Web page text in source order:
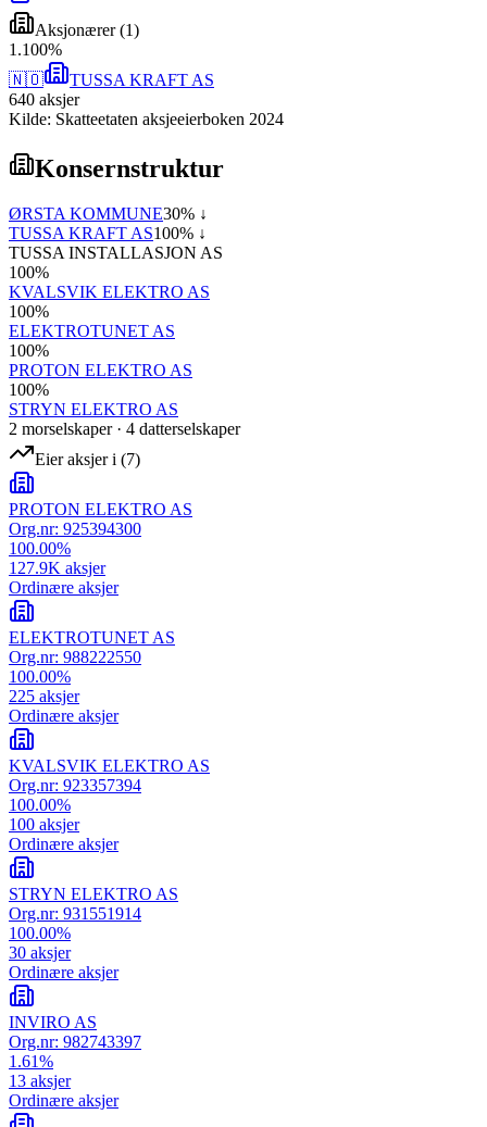
Aksjonærer(1)
1 .100%
🇳🇴
TUSSA KRAFT AS
640 aksjer
Kilde: Skatteetaten aksjeeierboken 2024
Konsernstruktur
ØRSTA KOMMUNE30% ↓
TUSSA KRAFT AS100% ↓
TUSSA INSTALLASJON AS
100%
KVALSVIK ELEKTRO AS
100%
ELEKTROTUNET AS
100%
PROTON ELEKTRO AS
100%
STRYN ELEKTRO AS
2 morselskaper· 4 datterselskaper
Eier aksjer i (7)
PROTON ELEKTRO AS
Org.nr: 925394300
100.00%
127.9K aksjer
Ordinære aksjer
ELEKTROTUNET AS
Org.nr: 988222550
100.00%
225 aksjer
Ordinære aksjer
KVALSVIK ELEKTRO AS
Org.nr: 923357394
100.00%
100 aksjer
Ordinære aksjer
STRYN ELEKTRO AS
Org.nr: 931551914
100.00%
30 aksjer
Ordinære aksjer
INVIRO AS
Org.nr: 982743397
1.61%
13 aksjer
Ordinære aksjer